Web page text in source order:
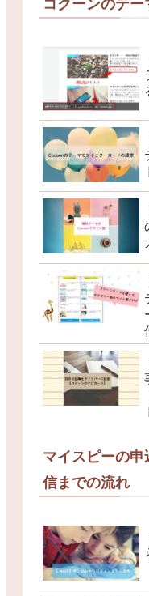
コクーンのテ
マイスピーの
信までの流れ